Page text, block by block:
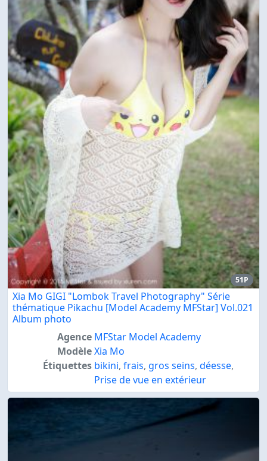
51P
Xia Mo GIGI "Lombok Travel Photography" Série
thématique Pikachu [Model Academy MFStar] Vol.021
Album photo
Agence MFStar Model Academy
ModèleXia Mo
Étiquettes bikini, frais, gros seins, déesse,
Prise de vue en extérieur